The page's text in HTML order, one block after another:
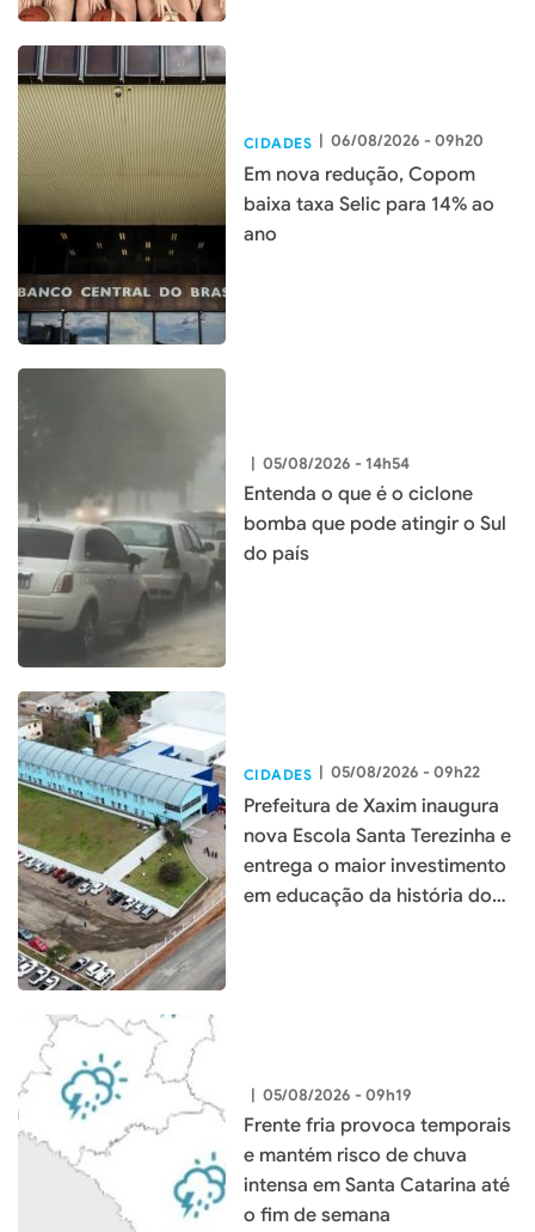
CIDADES | 06/08/2026 - 09h20
Em nova redução, Copom
baixa taxa Selic para 14% ao
ano
| 05/08/2026 - 14h54
Entenda o que é o ciclone
bomba que pode atingir o Sul
do país
CIDADES | 05/08/2026 - 09h22
Prefeitura de Xaxim inaugura
nova Escola Santa Terezinha e
entrega o maior investimento
em educação da história do
| 05/08/2026 - 09h19
Frente fria provoca temporais
e mantém risco de chuva
intensa em Santa Catarina até
o fim de semana